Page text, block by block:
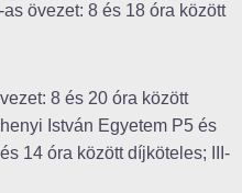
övezet: 8 és 18 óra között
8 és 20 óra között
István Egyetem P5 és
14 óra között díjköteles; III-